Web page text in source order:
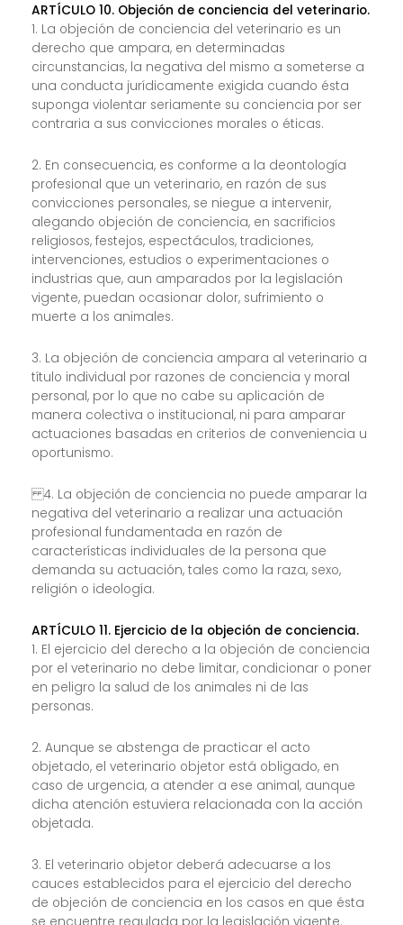
ARTÍCULO 10. Objeción de conciencia del veterinario.
1. La objeción de conciencia del veterinario es un
derecho que ampara, en determinadas
circunstancias, la negativa del mismo a someterse a
una conducta jurídicamente exigida cuando ésta
suponga violentar seriamente su conciencia por ser
contraria a sus convicciones morales o éticas.
2. En consecuencia, es conforme a la deontología
profesional que un veterinario, en razón de sus
convicciones personales, se niegue a intervenir,
alegando objeción de conciencia, en sacrificios
religiosos, festejos, espectáculos, tradiciones,
intervenciones, estudios o experimentaciones o
industrias que, aun amparados por la legislación
vigente, puedan ocasionar dolor, sufrimiento o
muerte a los animales.
3. La objeción de conciencia ampara al veterinario a
título individual por razones de conciencia y moral
personal, por lo que no cabe su aplicación de
manera colectiva o institucional, ni para amparar
actuaciones basadas en criterios de conveniencia u
oportunismo.
4. La objeción de conciencia no puede amparar la
negativa del veterinario a realizar una actuación
profesional fundamentada en razón de
características individuales de la persona que
demanda su actuación, tales como la raza, sexo,
religión o ideología.
ARTÍCULO 11. Ejercicio de la objeción de conciencia.
1. El ejercicio del derecho a la objeción de conciencia
por el veterinario no debe limitar, condicionar o poner
en peligro la salud de los animales ni de las
personas.
2. Aunque se abstenga de practicar el acto
objetado, el veterinario objetor está obligado, en
caso de urgencia, a atender a ese animal, aunque
dicha atención estuviera relacionada con la acción
objetada.
3. El veterinario objetor deberá adecuarse a los
cauces establecidos para el ejercicio del derecho
de objeción de conciencia en los casos en que ésta
se encuentre regulada por la legislación vigente.